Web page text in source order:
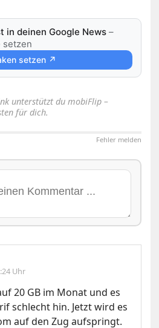
in deinen Google News –
setzen
setzen ↗
unterstützt du mobiFlip –
für dich.
Fehler melden
Uhr
20 GB im Monat und es
schlecht hin. Jetzt wird es
auf den Zug aufspringt.